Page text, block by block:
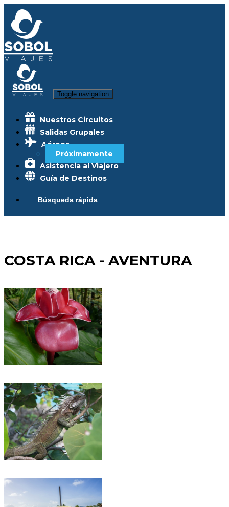
Toggle navigation
Nuestros Circuitos
Salidas Grupales
Aéreos
Próximamente
Asistencia al Viajero
Guía de Destinos
Búsqueda rápida
COSTA RICA - AVENTURA